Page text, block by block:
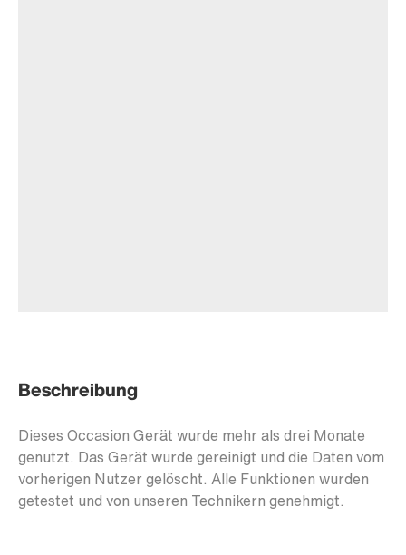
Beschreibung
Dieses Occasion Gerät wurde mehr als drei Monate
genutzt. Das Gerät wurde gereinigt und die Daten vom
vorherigen Nutzer gelöscht. Alle Funktionen wurden
getestet und von unseren Technikern genehmigt.